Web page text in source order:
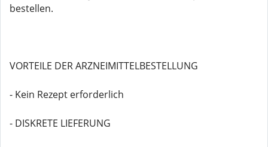
bestellen.
VORTEILE DER ARZNEIMITTELBESTELLUNG
- Kein Rezept erforderlich
- DISKRETE LIEFERUNG